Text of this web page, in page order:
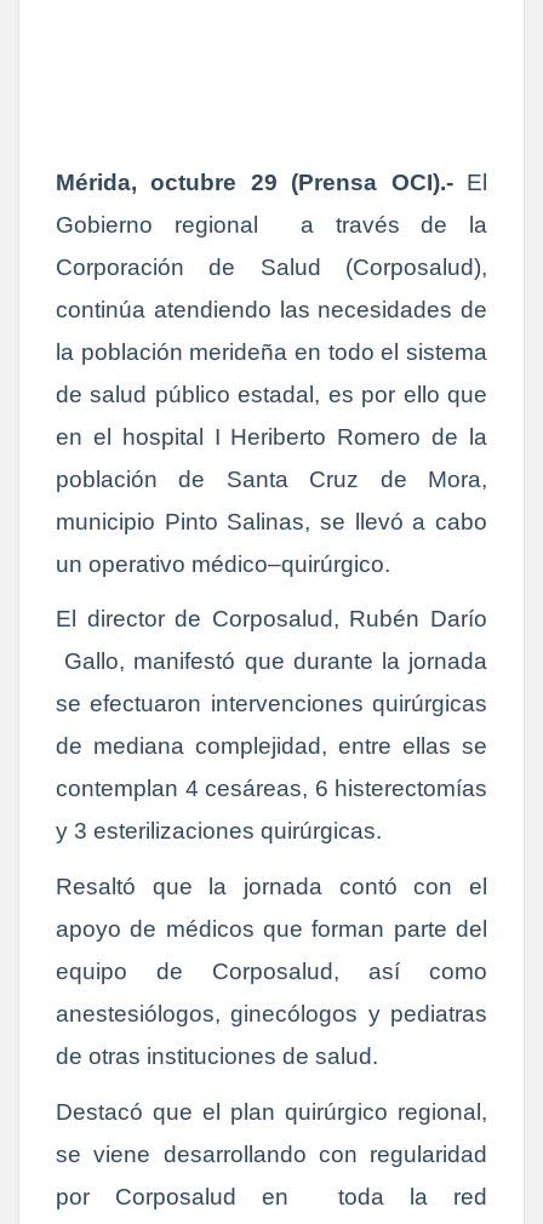
Mérida, octubre 29 (Prensa OCI).- El
Gobierno regional
a través de la
Corporación de Salud (Corposalud),
continúa atendiendo las necesidades de
la población merideña en todo el sistema
de salud público estadal, es por ello que
en el hospital I Heriberto Romero de la
población de Santa Cruz de Mora,
municipio Pinto Salinas, se llevó a cabo
un operativo médico–quirúrgico.
El director de Corposalud, Rubén Darío
Gallo, manifestó que durante la jornada
se efectuaron intervenciones quirúrgicas
de mediana complejidad, entre ellas se
contemplan 4 cesáreas, 6 histerectomías
y 3 esterilizaciones quirúrgicas.
Resaltó que la jornada contó con el
apoyo de médicos que forman parte del
equipo de Corposalud, así como
anestesiólogos, ginecólogos y pediatras
de otras instituciones de salud.
Destacó que el plan quirúrgico regional,
se viene desarrollando con regularidad
por Corposalud en toda la red